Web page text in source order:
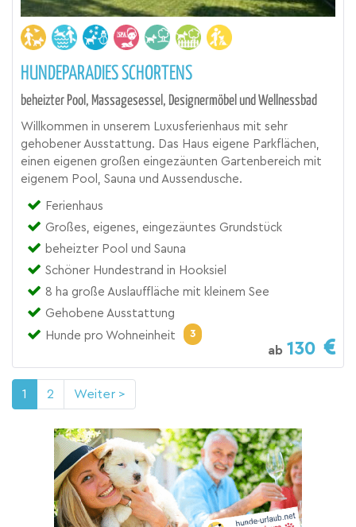
HUNDEPARADIES SCHORTENS
beheizter Pool, Massagesessel, Designermöbel und Wellnessbad
Willkommen in unserem Luxusferienhaus mit sehr
gehobener Ausstattung. Das Haus eigene Parkflächen,
einen eigenen großen eingezäunten Gartenbereich mit
eigenem Pool, Sauna und Aussendusche.
Ferienhaus
Großes, eigenes, eingezäuntes Grundstück
beheizter Pool und Sauna
Schöner Hundestrand in Hooksiel
8 ha große Auslauffläche mit kleinem See
Gehobene Ausstattung
Hunde pro Wohneinheit
3
ab 130
1 2 Weiter >